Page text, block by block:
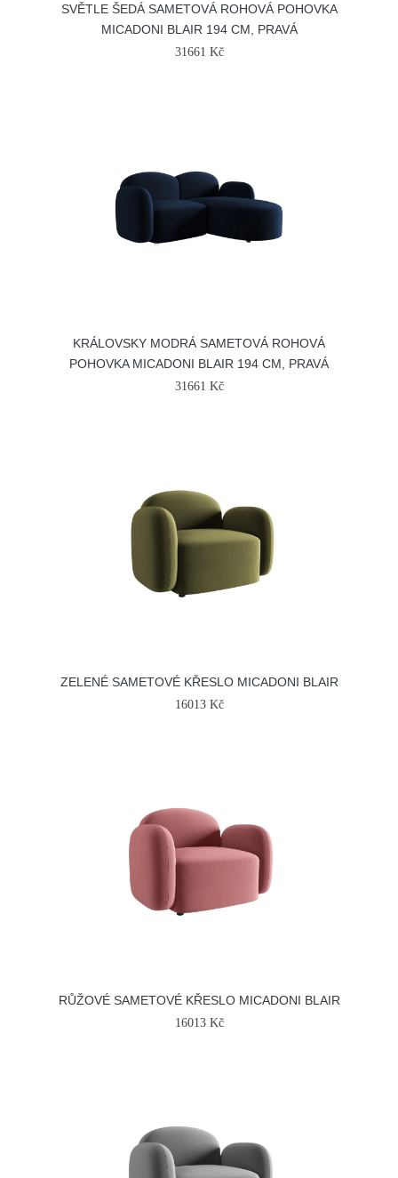
SVĚTLE ŠEDÁ SAMETOVÁ ROHOVÁ POHOVKA
MICADONI BLAIR 194 CM, PRAVÁ
31661 Kč
KRÁLOVSKY MODRÁ SAMETOVÁ ROHOVÁ
POHOVKA MICADONI BLAIR 194 CM, PRAVÁ
31661 Kč
ZELENÉ SAMETOVÉ KŘESLO MICADONI BLAIR
16013 Kč
RŮŽOVÉ SAMETOVÉ KŘESLO MICADONI BLAIR
16013 Kč